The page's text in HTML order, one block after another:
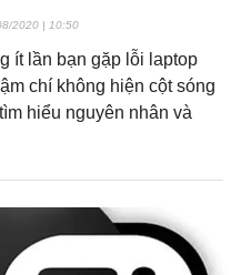
2020 | 10:50
ít lần bạn gặp lỗi laptop
chí không hiện cột sóng
hiểu nguyên nhân và